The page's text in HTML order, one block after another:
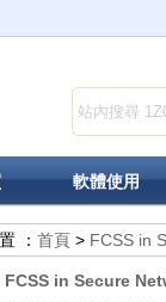
軟體使用
： 首頁 > FCSS in
in Secure